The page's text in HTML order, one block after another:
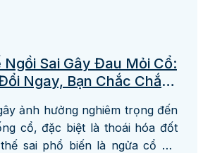
Ngồi Sai Gây Đau Mỏi Cổ:
Ngay, Bạn Chắc Chắn
ảnh hưởng nghiêm trọng đến
cổ, đặc biệt là thoái hóa đốt
sai phổ biến là ngửa cổ khi